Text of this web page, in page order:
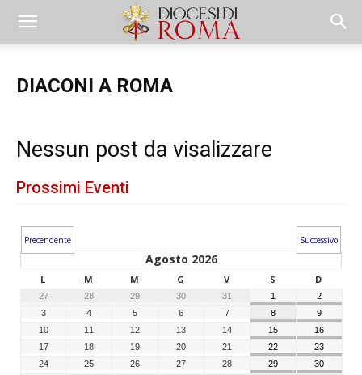
DIACONI A ROMA
Nessun post da visalizzare
Prossimi Eventi
Precendente Successivo
Agosto 2026
L M M G V S D
27 28 29 30 31 1
2
3
4 5 6 7 8
9
10
11 12 13 14 15
16
17
18 19 20 21 22
23
24
25 26 27 28 29
30